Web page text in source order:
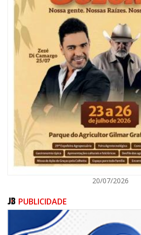
08/08/2026 | 07:00
Reservatórios de Penha são higienizados com
sem interrupção no abastecimento
ITAJAÍ
20/07/2026
PUBLICIDADE